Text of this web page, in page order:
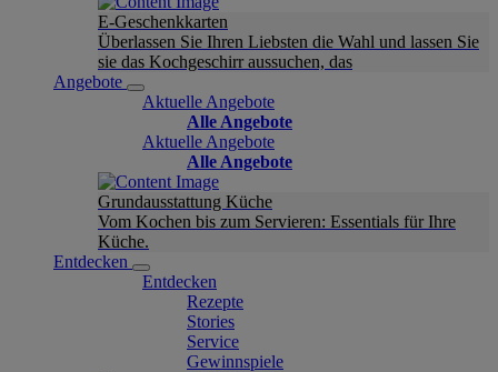
E-Geschenkkarten
Überlassen Sie Ihren Liebsten die Wahl und lassen Sie
sie das Kochgeschirr aussuchen, das
Angebote
Aktuelle Angebote
Alle Angebote
Aktuelle Angebote
Alle Angebote
Grundausstattung Küche
Vom Kochen bis zum Servieren: Essentials für Ihre
Küche.
Entdecken
Entdecken
Rezepte
Stories
Service
Gewinnspiele